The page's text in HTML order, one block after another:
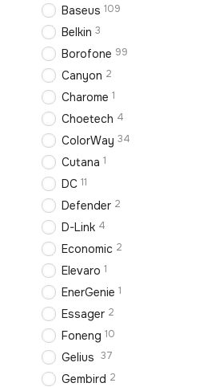
Baseus 109
Belkin 3
Borofone 99
Canyon 2
Charome 1
Choetech 4
ColorWay 34
Cutana 1
DC 11
Defender 2
D-Link 4
Economic 2
Elevaro 1
EnerGenie 1
Essager 2
Foneng 10
Gelius 37
Gembird 2